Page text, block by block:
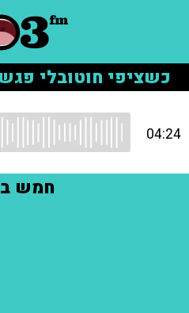
כשציפי חוטובלי
04:24
חמש